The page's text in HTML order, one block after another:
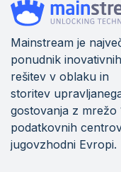
Mainstream je
ponudnik inovativnih
rešitev v oblaku in
storitev
gostovanja z mrežo
podatkovnih
jugovzhodni Evropi.